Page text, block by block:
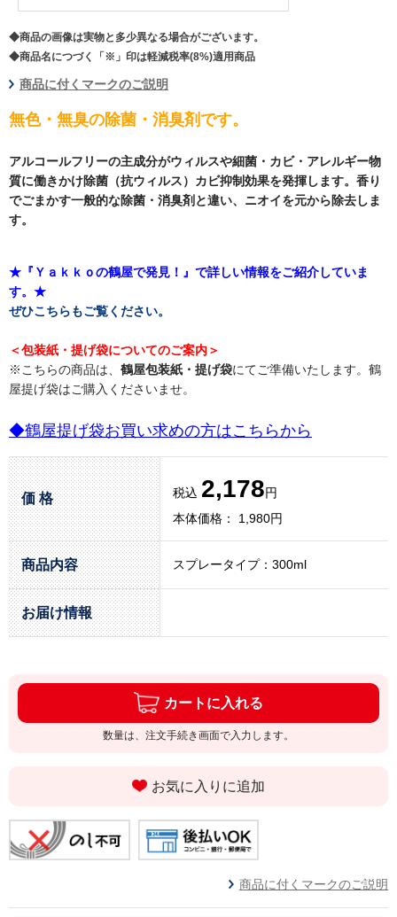
◆商品の画像は実物と多少異なる場合がございます。
◆商品名につづく「※」印は軽減税率(8%)適用商品
商品に付くマークのご説明
無色・無臭の除菌・消臭剤です。
アルコールフリーの主成分がウィルスや細菌・カビ・アレルギー物
質に働きかけ除菌（抗ウィルス）カビ抑制効果を発揮します。香り
でごまかす一般的な除菌・消臭剤と違い、ニオイを元から除去しま
す。
★『Ｙａｋｋｏの鶴屋で発見！』で詳しい情報をご紹介していま
す。★
ぜひこちらもご覧ください。
＜包装紙・提げ袋についてのご案内＞
※こちらの商品は、 鶴屋包装紙・提げ袋にてご準備いたします。鶴
屋提げ袋はご購入くださいませ。
◆鶴屋提げ袋お買い求めの方はこちらから
価 格 税込 2,178円
本体価格： 1,980円
商品内容 スプレータイプ：300ml
お届け情報
カートに入れる
数量は、注文手続き画面で入力します。
お気に入りに追加
商品に付くマークのご説明